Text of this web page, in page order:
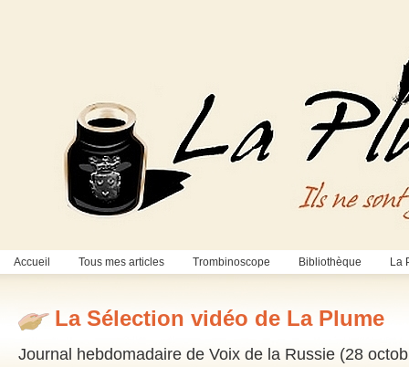
Accueil Tous mes articles Trombinoscope Bibliothèque La
La Sélection vidéo de La Plume
Journal hebdomadaire de Voix de la Russie (28